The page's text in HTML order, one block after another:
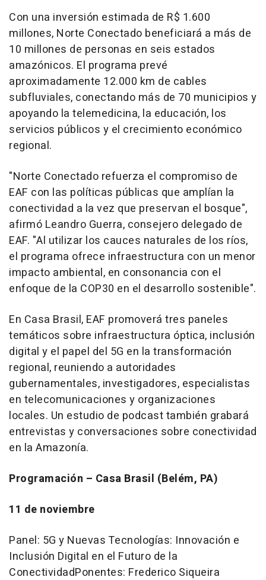
Con una inversión estimada de R$ 1.600
millones, Norte Conectado beneficiará a más de
10 millones de personas en seis estados
amazónicos. El programa prevé
aproximadamente 12.000 km de cables
subfluviales, conectando más de 70 municipios y
apoyando la telemedicina, la educación, los
servicios públicos y el crecimiento económico
regional.
"Norte Conectado refuerza el compromiso de
EAF con las políticas públicas que amplían la
conectividad a la vez que preservan el bosque",
afirmó Leandro Guerra, consejero delegado de
EAF. "Al utilizar los cauces naturales de los ríos,
el programa ofrece infraestructura con un menor
impacto ambiental, en consonancia con el
enfoque de la COP30 en el desarrollo sostenible".
En Casa Brasil, EAF promoverá tres paneles
temáticos sobre infraestructura óptica, inclusión
digital y el papel del 5G en la transformación
regional, reuniendo a autoridades
gubernamentales, investigadores, especialistas
en telecomunicaciones y organizaciones
locales. Un estudio de podcast también grabará
entrevistas y conversaciones sobre conectividad
en la Amazonía.
Programación – Casa Brasil (Belém, PA)
11 de noviembre
Panel: 5G y Nuevas Tecnologías: Innovación e
Inclusión Digital en el Futuro de la
ConectividadPonentes: Frederico Siqueira